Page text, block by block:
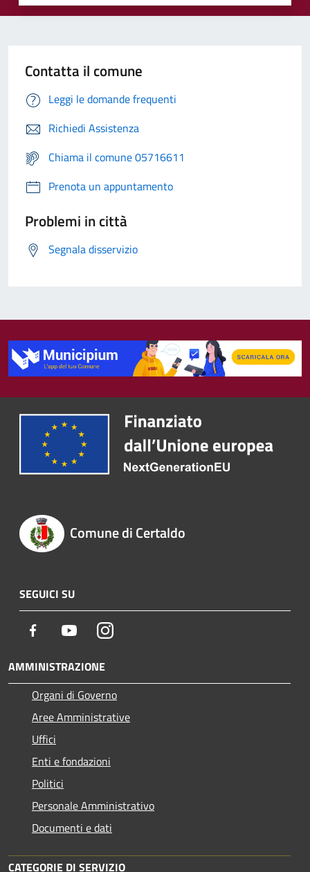
Contatta il comune
Leggi le domande frequenti
Richiedi Assistenza
Chiama il comune 05716611
Prenota un appuntamento
Problemi in città
Segnala disservizio
Comune di Certaldo
SEGUICI SU
Facebook YoutubeInstagram
AMMINISTRAZIONE
Organi di Governo
Aree Amministrative
Uffici
Enti e fondazioni
Politici
Personale Amministrativo
Documenti e dati
CATEGORIE DI SERVIZIO